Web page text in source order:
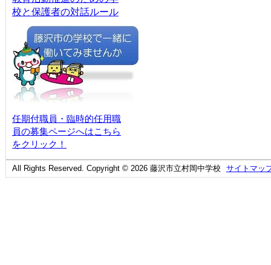
校と保護者の対話ルール
任期付職員・臨時的任用職
員の募集ページへはこちら
をクリック！
All Rights Reserved. Copyright © 2026 藤沢市立村岡中学校 サイトマッ